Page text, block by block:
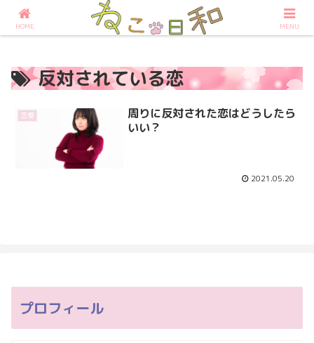
占いなら大阪の占いサロンねこ日和へ
反対されている恋
恋愛
周りに反対された恋はどうしたら
いい？
2021.05.20
プロフィール
HOME MENU